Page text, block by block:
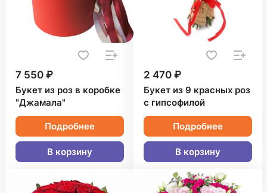
7 550 ₽
Букет из роз в коробке
"Джамала"
Подробнее
В корзину
2 470 ₽
Букет из 9 красных роз
с гипсофилой
Подробнее
В корзину